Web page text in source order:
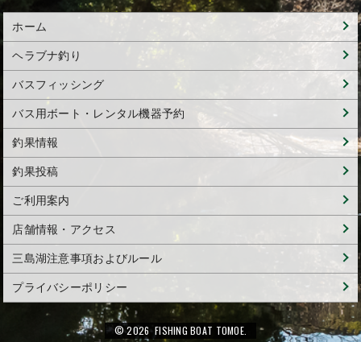
ホーム
ヘラブナ釣り
バスフィッシング
バス用ボート・レンタル機器予約
釣果情報
釣果投稿
ご利用案内
店舗情報・アクセス
三島湖注意事項およびルール
プライバシーポリシー
© 2026 FISHING BOAT TOMOE.